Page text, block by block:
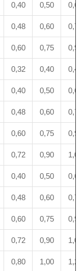
0,40 0,50 0,60
0,48 0,60 0,72
0,60 0,75 0,90
0,32 0,40 0,48
0,40 0,50 0,60
0,48 0,60 0,72
0,60 0,75 0,90
0,72 0,90 1,08
0,40 0,50 0,60
0,48 0,60 0,72
0,60 0,75 0,90
0,72 0,90 1,08
0,80 1,00 1,20